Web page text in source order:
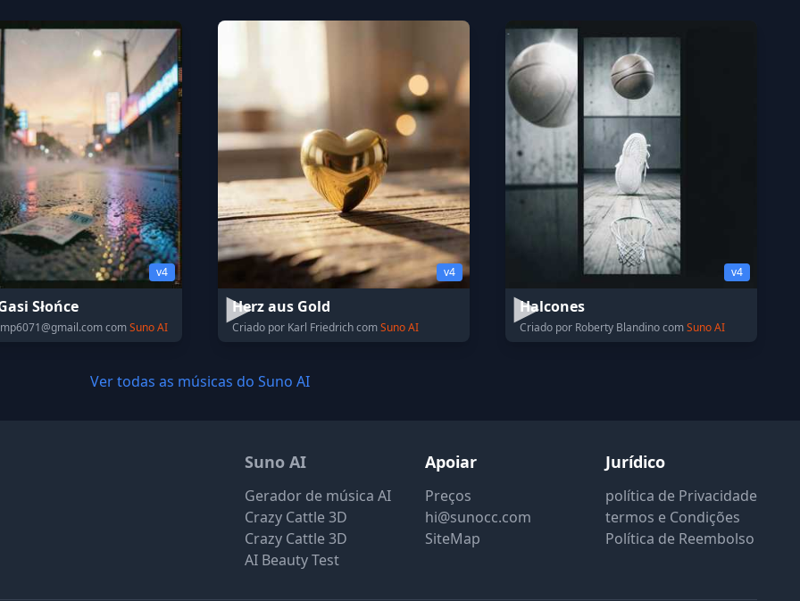
v4
Słońce
mp6071@gmail.comcomSuno AI
v4
Herz aus Gold
Criado por Karl Friedrich comSuno AI
v4
Halcones
Criado por Roberty Blandino comSuno AI
Ver todas as músicas do Suno AI
Suno AI
Gerador de música AI
Crazy Cattle 3D
Crazy Cattle 3D
AI Beauty Test
Apoiar
Preços
hi@sunocc.com
SiteMap
Jurídico
política de Privacidade
termos e Condições
Política de Reembolso